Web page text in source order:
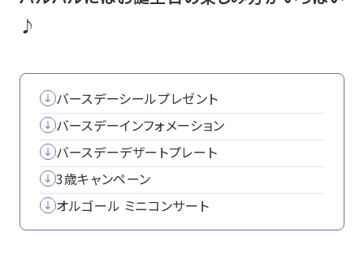
♪
バースデーシールプレゼント
バースデーインフォメーション
バースデーデザートプレート
3歳キャンペーン
オルゴール ミニコンサート